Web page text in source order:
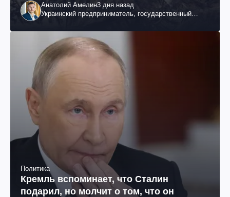
Анатолий Амелин3 дня назад
Украинский предприниматель, государственный
Политика
Кремль вспоминает, что Сталин
подарил, но молчит о том, что он